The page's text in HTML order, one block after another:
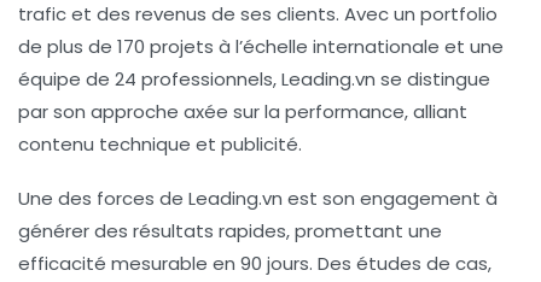
trafic et des revenus de ses clients. Avec un portfolio
de plus de 170 projets à l’échelle internationale et une
équipe de 24 professionnels, Leading.vn se distingue
par son approche axée sur la performance, alliant
contenu technique et publicité.
Une des forces de Leading.vn est son engagement à
générer des résultats rapides, promettant une
efficacité mesurable en 90 jours. Des études de cas,